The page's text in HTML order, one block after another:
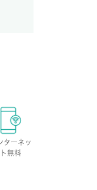
ターネッ
ト無料